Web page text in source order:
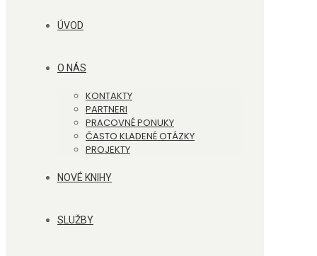
ÚVOD
O NÁS
KONTAKTY
PARTNERI
PRACOVNÉ PONUKY
ČASTO KLADENÉ OTÁZKY
PROJEKTY
NOVÉ KNIHY
SLUŽBY